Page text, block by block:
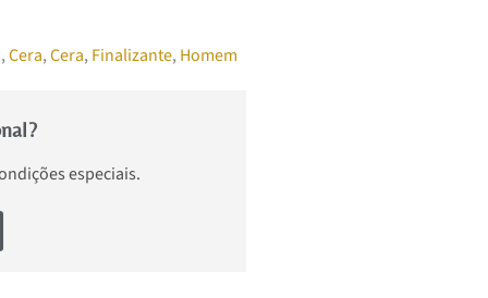
,Cera,Cera, Finalizante, Homem
especiais.